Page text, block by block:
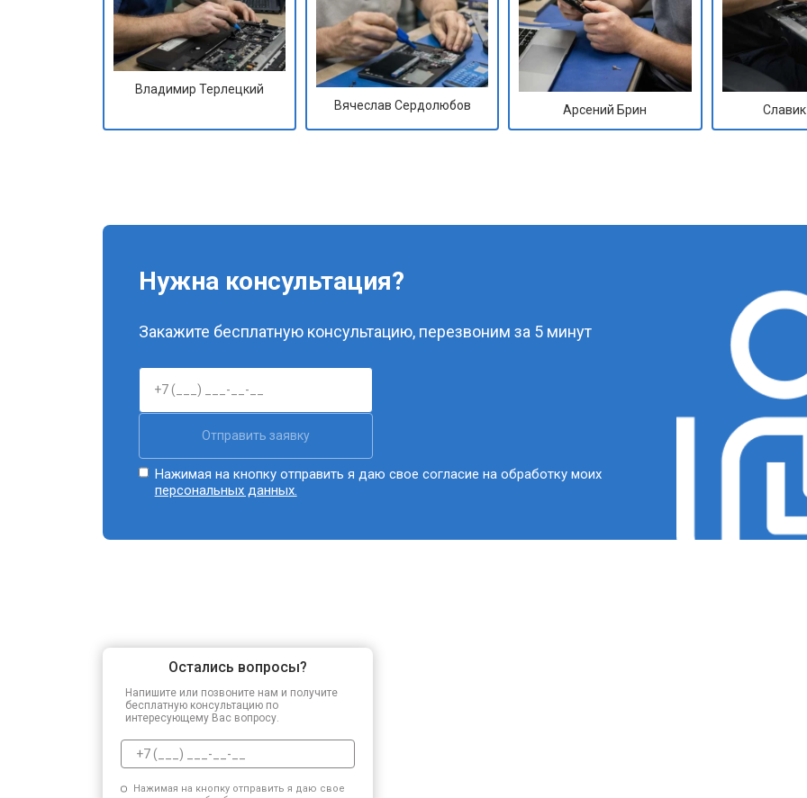
Владимир Терлецкий
Вячеслав Сердолюбов
Арсений Брин
Нужна консультация?
Закажите бесплатную консультацию, перезвоним за 5 минут
Отправить заявку
Нажимая на кнопку отправить я даю свое согласие на обработку моих
персональных данных.
Остались вопросы?
Напишите или позвоните нам и получите
бесплатную консультацию по
интересующему Вас вопросу.
Нажимая на кнопку отправить я даю свое